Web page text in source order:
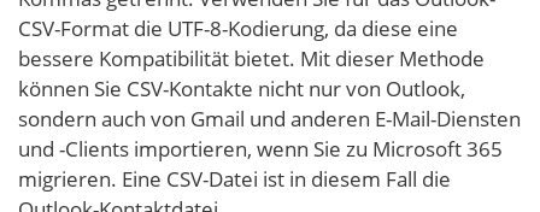
CSV-Format die UTF-8-Kodierung, da diese eine
bessere Kompatibilität bietet. Mit dieser Methode
können Sie CSV-Kontakte nicht nur von Outlook,
sondern auch von Gmail und anderen E-Mail-Diensten
und -Clients importieren, wenn Sie zu Microsoft 365
migrieren. Eine CSV-Datei ist in diesem Fall die